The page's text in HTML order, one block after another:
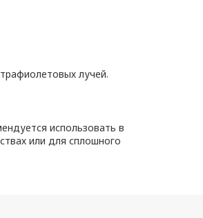
лучей.
использовать в
или для сплошного